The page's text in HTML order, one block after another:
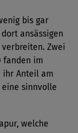
bis gar
ansässigen
Zwei
fanden im
ihr Anteil am
sinnvolle
welche